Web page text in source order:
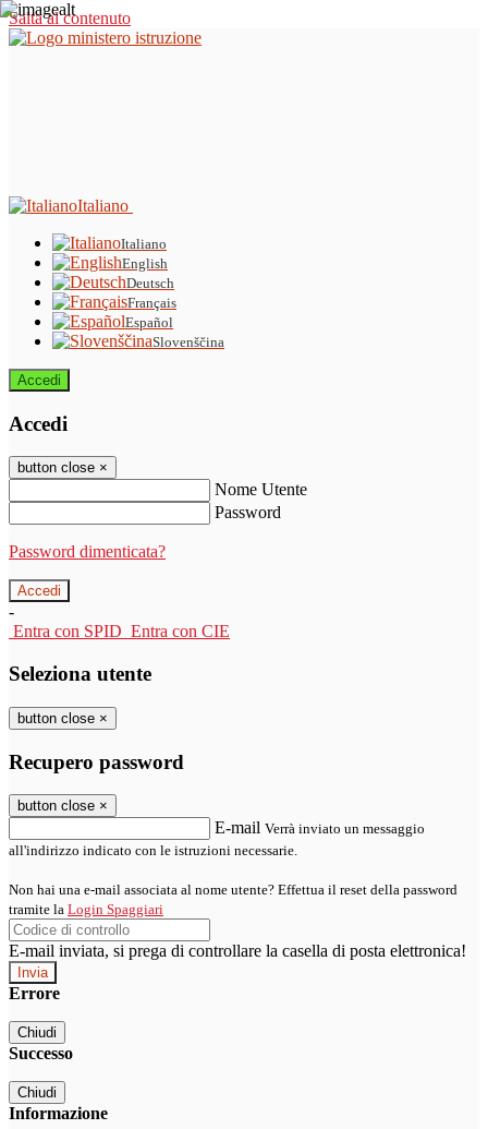
Salta al contenuto
Italiano
Italiano
English
Deutsch
Français
Español
Slovenščina
Accedi
Accedi
button close ×
Nome Utente
Password
Password dimenticata?
-
Entra con SPID Entra con CIE
Seleziona utente
button close ×
Recupero password
button close ×
E-mail Verrà inviato un messaggio
all'indirizzo indicato con le istruzioni necessarie.
Non hai una e-mail associata al nome utente? Effettua il reset della password
tramite la Login Spaggiari
E-mail inviata, si prega di controllare la casella di posta elettronica!
Errore
Chiudi
Successo
Chiudi
Informazione